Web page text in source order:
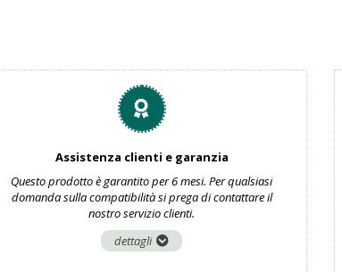
Assistenza clienti e garanzia
Questo prodotto è garantito per 6 mesi. Per qualsiasi
domanda sulla compatibilità si prega di contattare il
nostro servizio clienti.
dettagli